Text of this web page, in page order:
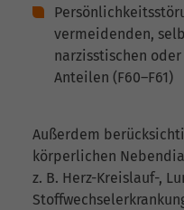
vermeidenden,
narzisstischen
Anteilen (F60–F61)
Außerdem
körperlichen
z. B. Herz-Kreislauf-,